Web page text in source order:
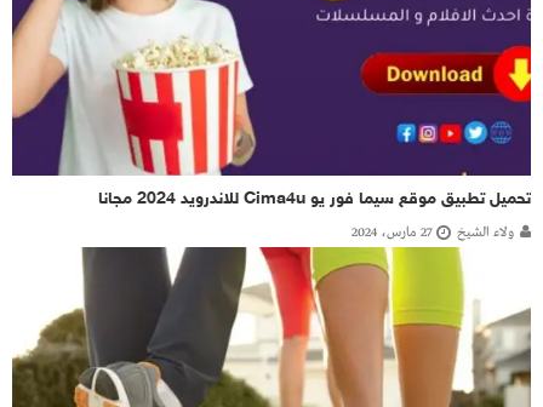
تحميل تطبيق موقع سيما فور يو Cima4u للاندرويد 2024 مجانا
ولاء الشيخ 27 مارس، 2024